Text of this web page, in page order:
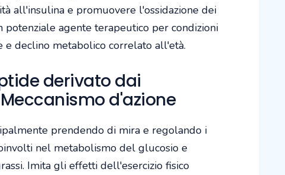
all'insulina e promuovere l'ossidazione dei
potenziale agente terapeutico per condizioni
e declino metabolico correlato all'età.
derivato dai
d'azione
prendendo di mira e regolando i
nel metabolismo del glucosio e
Imita gli effetti dell'esercizio fisico